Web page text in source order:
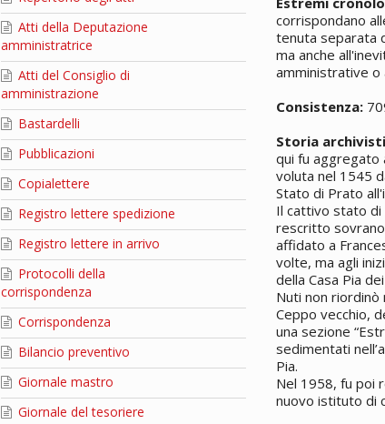
Atti della Deputazione
amministratrice
Atti del Consiglio di
amministrazione
Bastardelli
Pubblicazioni
Copialettere
Registro lettere spedizione
Registro lettere in arrivo
Protocolli della
corrispondenza
Corrispondenza
Bilancio preventivo
Giornale mastro
Giornale del tesoriere
corrispondano
tenuta separata
ma anche
amministrative o
Consistenza:
Storia
qui fu aggregato
voluta nel 1545
Stato di Prato
Il cattivo stato di
rescritto
affidato a
volte, ma agli
della Casa Pia
Nuti non riordinò
Ceppo vecchio,
una sezione
sedimentati
Pia.
Nel 1958, fu poi
nuovo istituto di